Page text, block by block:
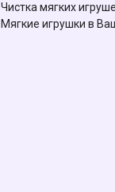
Чистка мягких
Мягкие игрушки в